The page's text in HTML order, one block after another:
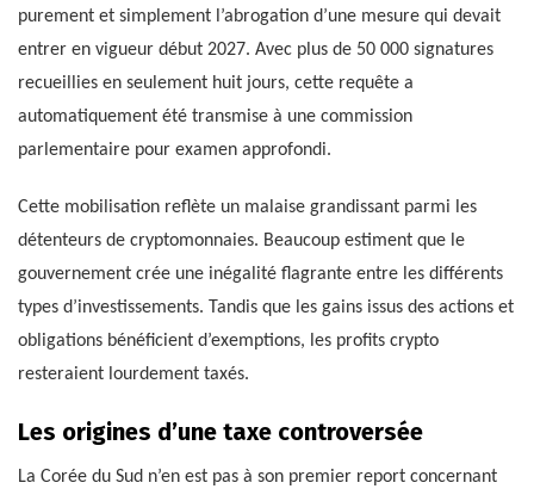
purement et simplement l’abrogation d’une mesure qui devait
entrer en vigueur début 2027. Avec plus de 50 000 signatures
recueillies en seulement huit jours, cette requête a
automatiquement été transmise à une commission
parlementaire pour examen approfondi.
Cette mobilisation reflète un malaise grandissant parmi les
détenteurs de cryptomonnaies. Beaucoup estiment que le
gouvernement crée une inégalité flagrante entre les différents
types d’investissements. Tandis que les gains issus des actions et
obligations bénéficient d’exemptions, les profits crypto
resteraient lourdement taxés.
Les origines d’une taxe controversée
La Corée du Sud n’en est pas à son premier report concernant